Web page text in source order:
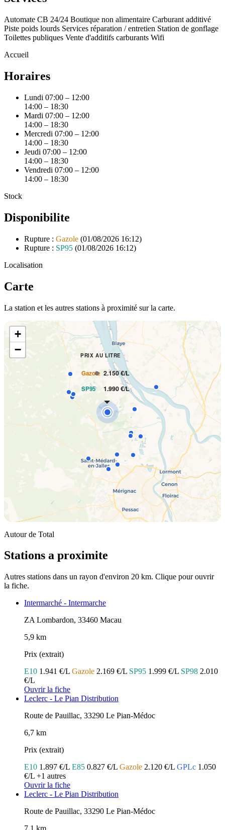
Automate CB 24/24 Boutique non alimentaire Carburant additivé
Piste poids lourds Services réparation / entretien Station de gonflage
Toilettes publiques Vente d'additifs carburants Wifi
Accueil
Horaires
Lundi 07:00 – 12:00
14:00 – 18:30
Mardi 07:00 – 12:00
14:00 – 18:30
Mercredi 07:00 – 12:00
14:00 – 18:30
Jeudi 07:00 – 12:00
14:00 – 18:30
Vendredi 07:00 – 12:00
14:00 – 18:30
Stock
Disponibilite
Rupture : Gazole (01/08/2026 16:12)
Rupture : SP95 (01/08/2026 16:12)
Localisation
Carte
La station et les autres stations à proximité sur la carte.
PRIX AU LITRE
Gazole 2.150 €/L
SP95 1.990 €/L
+
−
Autour de Total
Stations a proximite
Autres stations dans un rayon d'environ 20 km. Clique pour ouvrir
la fiche.
Intermarché - Intermarche
ZA Lombardon, 33460 Macau
5,9 km
Prix (extrait)
E10 1.941 €/L Gazole 2.169 €/L SP95 1.999 €/L SP98 2.010
€/L
Ouvrir la fiche
Leclerc - Le Pian Distribution
Route de Pauillac, 33290 Le Pian-Médoc
6,7 km
Prix (extrait)
E10 1.897 €/L E85 0.827 €/L Gazole 2.120 €/L GPLc 1.050
€/L +1 autres
Ouvrir la fiche
Leclerc - Le Pian Distribution
Route de Pauillac, 33290 Le Pian-Médoc